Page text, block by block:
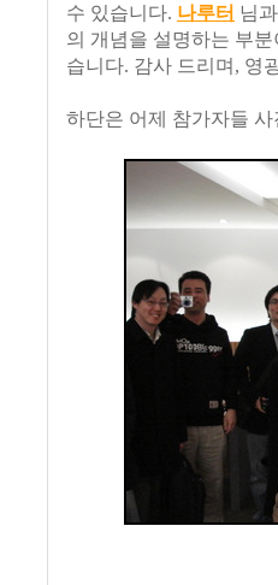
수 있습니다. 나루터 님과
의 개념을 설명하는 부
습니다. 감사 드리며, 영
하단은 어제 참가자들